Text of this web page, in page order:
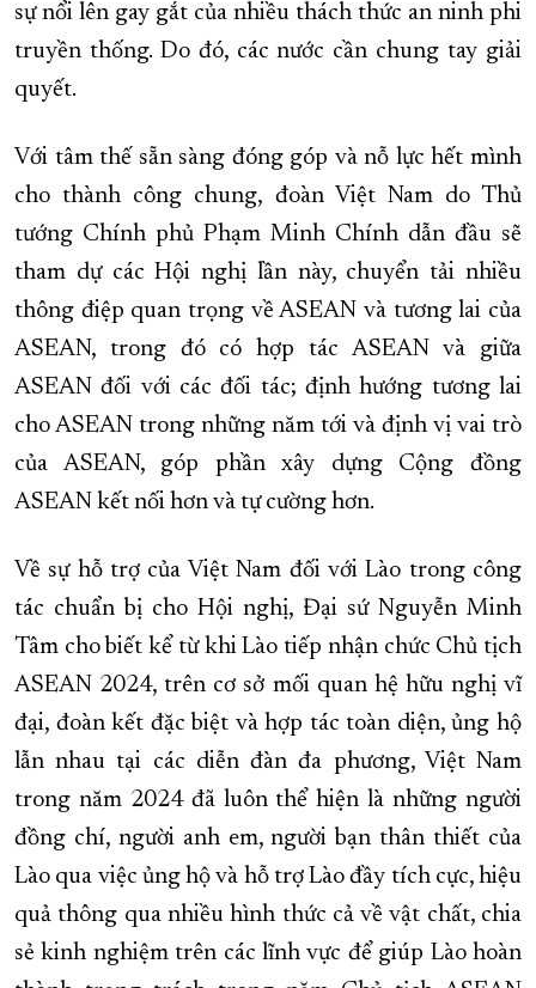
sự nổi lên gay gắt của nhiều thách thức an ninh phi
truyền thống. Do đó, các nước cần chung tay giải
quyết.
Với tâm thế sẵn sàng đóng góp và nỗ lực hết mình
cho thành công chung, đoàn Việt Nam do Thủ
tướng Chính phủ Phạm Minh Chính dẫn đầu sẽ
tham dự các Hội nghị lần này, chuyển tải nhiều
thông điệp quan trọng về ASEAN và tương lai của
ASEAN, trong đó có hợp tác ASEAN và giữa
ASEAN đối với các đối tác; định hướng tương lai
cho ASEAN trong những năm tới và định vị vai trò
của ASEAN, góp phần xây dựng Cộng đồng
ASEAN kết nối hơn và tự cường hơn.
Về sự hỗ trợ của Việt Nam đối với Lào trong công
tác chuẩn bị cho Hội nghị, Đại sứ Nguyễn Minh
Tâm cho biết kể từ khi Lào tiếp nhận chức Chủ tịch
ASEAN 2024, trên cơ sở mối quan hệ hữu nghị vĩ
đại, đoàn kết đặc biệt và hợp tác toàn diện, ủng hộ
lẫn nhau tại các diễn đàn đa phương, Việt Nam
trong năm 2024 đã luôn thể hiện là những người
đồng chí, người anh em, người bạn thân thiết của
Lào qua việc ủng hộ và hỗ trợ Lào đầy tích cực, hiệu
quả thông qua nhiều hình thức cả về vật chất, chia
sẻ kinh nghiệm trên các lĩnh vực để giúp Lào hoàn